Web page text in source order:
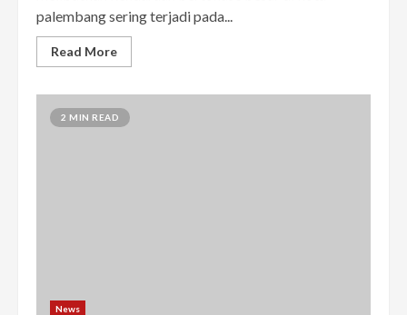
palembang sering terjadi pada...
Read More
2 MIN READ
News